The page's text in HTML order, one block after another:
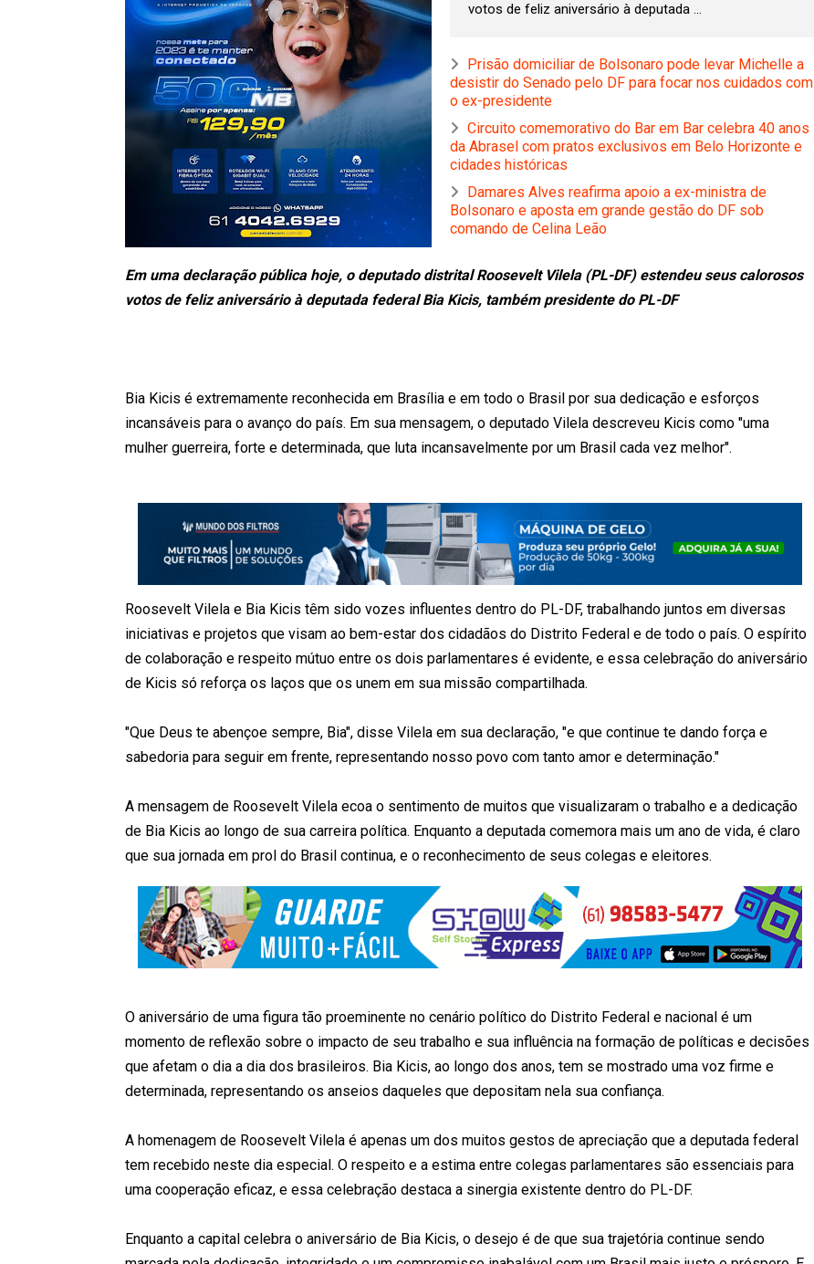
votos de feliz aniversário à deputada ...
Prisão domiciliar de Bolsonaro pode levar Michelle a
desistir do Senado pelo DF para focar nos cuidados com
o ex-presidente
Circuito comemorativo do Bar em Bar celebra 40 anos
da Abrasel com pratos exclusivos em Belo Horizonte e
cidades históricas
Damares Alves reafirma apoio a ex-ministra de
Bolsonaro e aposta em grande gestão do DF sob
comando de Celina Leão
Em uma declaração pública hoje, o deputado distrital Roosevelt Vilela (PL-DF) estendeu seus calorosos
votos de feliz aniversário à deputada federal Bia Kicis, também presidente do PL-DF
Bia Kicis é extremamente reconhecida em Brasília e em todo o Brasil por sua dedicação e esforços
incansáveis para o avanço do país. Em sua mensagem, o deputado Vilela descreveu Kicis como "uma
mulher guerreira, forte e determinada, que luta incansavelmente por um Brasil cada vez melhor".
Roosevelt Vilela e Bia Kicis têm sido vozes influentes dentro do PL-DF, trabalhando juntos em diversas
iniciativas e projetos que visam ao bem-estar dos cidadãos do Distrito Federal e de todo o país. O espírito
de colaboração e respeito mútuo entre os dois parlamentares é evidente, e essa celebração do aniversário
de Kicis só reforça os laços que os unem em sua missão compartilhada.
"Que Deus te abençoe sempre, Bia", disse Vilela em sua declaração, "e que continue te dando força e
sabedoria para seguir em frente, representando nosso povo com tanto amor e determinação."
A mensagem de Roosevelt Vilela ecoa o sentimento de muitos que visualizaram o trabalho e a dedicação
de Bia Kicis ao longo de sua carreira política. Enquanto a deputada comemora mais um ano de vida, é claro
que sua jornada em prol do Brasil continua, e o reconhecimento de seus colegas e eleitores.
O aniversário de uma figura tão proeminente no cenário político do Distrito Federal e nacional é um
momento de reflexão sobre o impacto de seu trabalho e sua influência na formação de políticas e decisões
que afetam o dia a dia dos brasileiros. Bia Kicis, ao longo dos anos, tem se mostrado uma voz firme e
determinada, representando os anseios daqueles que depositam nela sua confiança.
A homenagem de Roosevelt Vilela é apenas um dos muitos gestos de apreciação que a deputada federal
tem recebido neste dia especial. O respeito e a estima entre colegas parlamentares são essenciais para
uma cooperação eficaz, e essa celebração destaca a sinergia existente dentro do PL-DF.
Enquanto a capital celebra o aniversário de Bia Kicis, o desejo é de que sua trajetória continue sendo